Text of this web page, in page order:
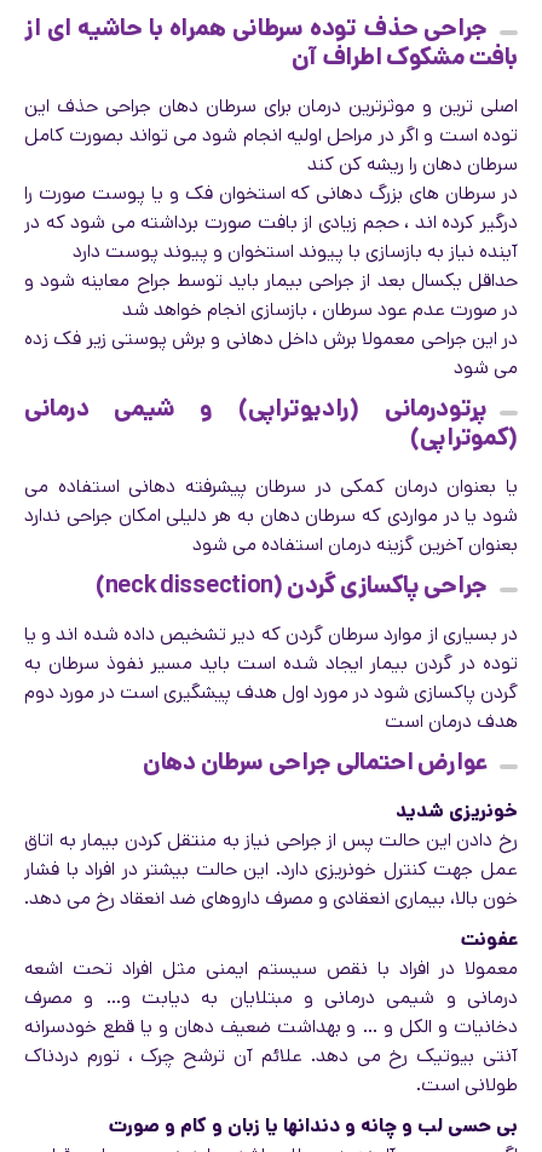
جراحی حذف توده سرطانی همراه با حاشیه ای از
بافت مشکوک اطراف آن
اصلی ترین و موثرترین درمان برای سرطان دهان جراحی حذف این
توده است و اگر در مراحل اولیه انجام شود می تواند بصورت کامل
سرطان دهان را ریشه کن کند
در سرطان های بزرگ دهانی که استخوان فک و یا پوست صورت را
درگیر کرده اند ، حجم زیادی از بافت صورت برداشته می شود که در
آینده نیاز به بازسازی با پیوند استخوان و پیوند پوست دارد
حداقل یکسال بعد از جراحی بیمار باید توسط جراح معاینه شود و
در صورت عدم عود سرطان ، بازسازی انجام خواهد شد
در این جراحی معمولا برش داخل دهانی و برش پوستی زیر فک زده
می شود
پرتودرمانی (رادیوتراپی) و شیمی درمانی
(کموتراپی)
یا بعنوان درمان کمکی در سرطان پیشرفته دهانی استفاده می
شود یا در مواردی که سرطان دهان به هر دلیلی امکان جراحی ندارد
بعنوان آخرین گزینه درمان استفاده می شود
جراحی پاکسازی گردن (neck dissection)
در بسیاری از موارد سرطان گردن که دیر تشخیص داده شده اند و یا
توده در گردن بیمار ایجاد شده است باید مسیر نفوذ سرطان به
گردن پاکسازی شود در مورد اول هدف پیشگیری است در مورد دوم
هدف درمان است
عوارض احتمالی جراحی سرطان دهان
خونریزی شدید
رخ دادن این حالت پس از جراحی نیاز به منتقل کردن بیمار به اتاق
عمل جهت کنترل خونریزی دارد. این حالت بیشتر در افراد با فشار
خون بالا، بیماری انعقادی و مصرف داروهای ضد انعقاد رخ می دهد.
عفونت
معمولا در افراد با نقص سیستم ایمنی مثل افراد تحت اشعه
درمانی و شیمی درمانی و مبتلایان به دیابت و… و مصرف
دخانیات و الکل و … و بهداشت ضعیف دهان و یا قطع خودسرانه
آنتی بیوتیک رخ می دهد. علائم آن ترشح چرک ، تورم دردناک
طولانی است.
بی حسی لب و چانه و دندانها یا زبان و کام و صورت